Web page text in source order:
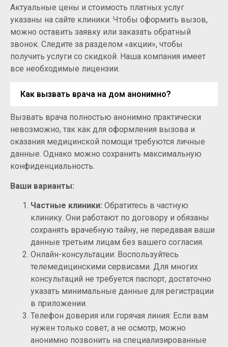
Актуальные цены и стоимость платных услуг
указаны на сайте клиники. Чтобы оформить вызов,
можно оставить заявку или заказать обратный
звонок. Следите за разделом «акции», чтобы
получить услуги со скидкой. Наша компания имеет
все необходимые лицензии.
Как вызвать врача на дом анонимно?
Вызвать врача полностью анонимно практически
невозможно, так как для оформления вызова и
оказания медицинской помощи требуются личные
данные. Однако можно сохранить максимальную
конфиденциальность.
Ваши варианты:
Частные клиники: Обратитесь в частную
клинику. Они работают по договору и обязаны
сохранять врачебную тайну, не передавая ваши
данные третьим лицам без вашего согласия.
Онлайн-консультации: Воспользуйтесь
телемедицинскими сервисами. Для многих
консультаций не требуется паспорт, достаточно
указать минимальные данные для регистрации
в приложении.
Телефон доверия или горячая линия: Если вам
нужен только совет, а не осмотр, можно
анонимно позвонить на специализированные